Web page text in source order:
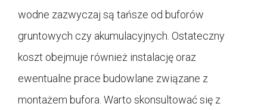
wodne zazwyczaj są tańsze od buforów
gruntowych czy akumulacyjnych. Ostateczny
koszt obejmuje również instalację oraz
ewentualne prace budowlane związane z
montażem bufora. Warto skonsultować się z